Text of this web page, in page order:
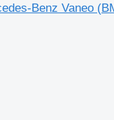
Benz Vaneo